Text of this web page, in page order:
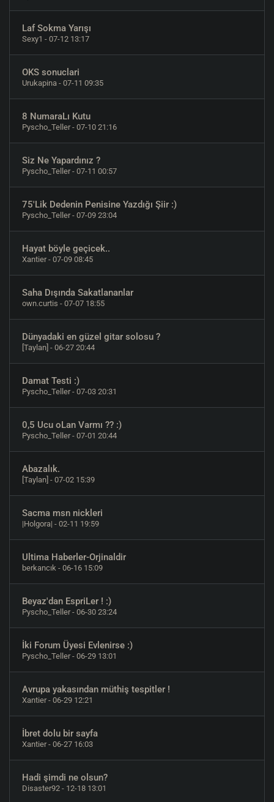
Laf Sokma Yarışı
Sexy1 - 07-12 13:17
OKS sonuclari
Urukapina - 07-11 09:35
8 NumaraLı Kutu
Pyscho_Teller- 07-10 21:16
Siz Ne Yapardınız ?
Pyscho_Teller- 07-11 00:57
75'Lik Dedenin Penisine Yazdığı Şiir :)
Pyscho_Teller- 07-09 23:04
Hayat böyle geçicek..
Xantier- 07-09 08:45
Saha Dışında Sakatlananlar
own.curtis - 07-07 18:55
Dünyadaki en güzel gitar solosu ?
[Taylan] - 06-27 20:44
Damat Testi :)
Pyscho_Teller- 07-03 20:31
0,5 Ucu oLan Varmı ?? :)
Pyscho_Teller- 07-01 20:44
Abazalık.
[Taylan] - 07-02 15:39
Sacma msn nickleri
|Holgora| - 02-11 19:59
Ultima Haberler-Orjinaldir
berkancık - 06-16 15:09
Beyaz'dan EspriLer ! :)
Pyscho_Teller- 06-30 23:24
İki Forum Üyesi Evlenirse :)
Pyscho_Teller- 06-29 13:01
Avrupa yakasından müthiş tespitler !
Xantier- 06-29 12:21
İbret dolu bir sayfa
Xantier- 06-27 16:03
Hadi şimdi ne olsun?
Disaster92 - 12-18 13:01